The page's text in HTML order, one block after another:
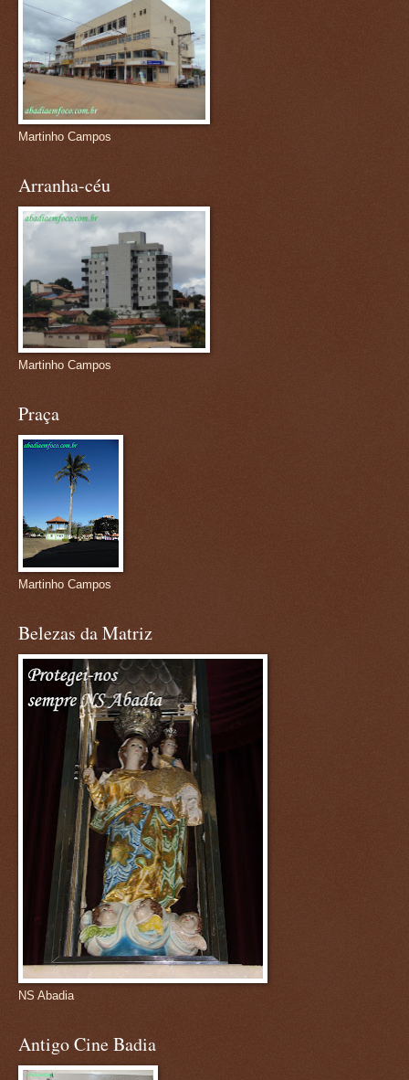
Martinho Campos
Arranha-céu
Martinho Campos
Praça
Martinho Campos
Belezas da Matriz
NS Abadia
Antigo Cine Badia